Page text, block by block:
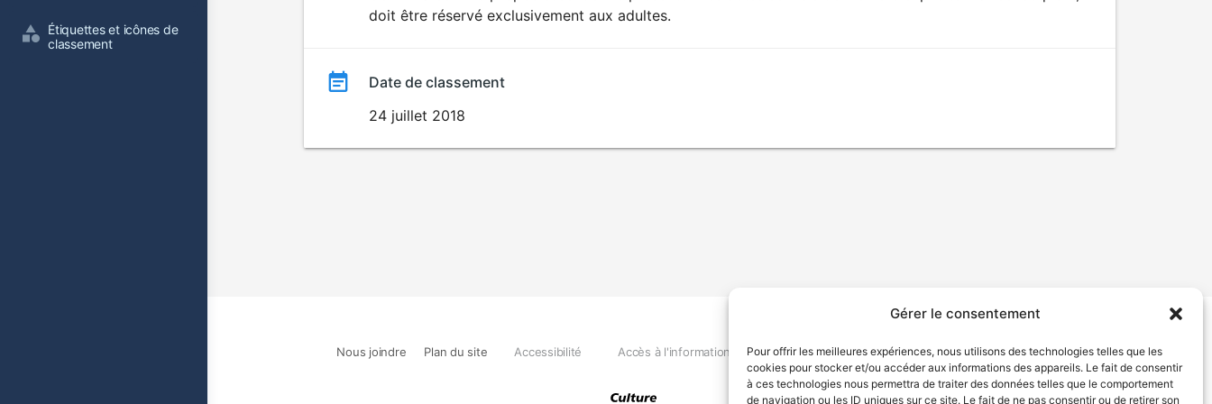
Gérer le consentement
Pour offrir les meilleures expériences, nous utilisons des technologies telles que les
cookies pour stocker et/ou accéder aux informations des appareils. Le fait de consentir
à ces technologies nous permettra de traiter des données telles que le comportement
de navigation ou les ID uniques sur ce site. Le fait de ne pas consentir ou de retirer son
Étiquettes et icônes de
classement
EXPLICITE
doit être réservé exclusivement aux adultes.
Date de classement
24 juillet 2018
Nous joindre Plan du site Accessibilité Accès à l'information Déclaration de services Politique de confidentialité